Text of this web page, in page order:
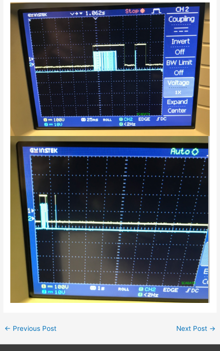
← Previous Post Next Post →